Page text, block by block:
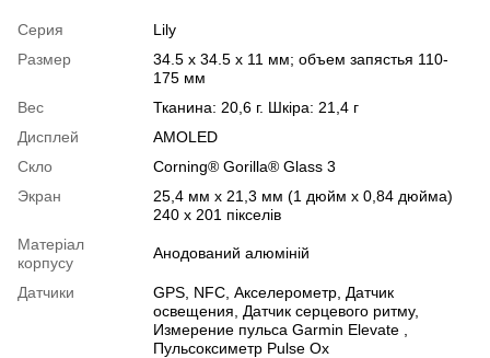
Серия
Lily
Размер
34.5 x 34.5 x 11 мм; объем запястья 110-
175 мм
Вес
Тканина: 20,6 г. Шкіра: 21,4 г
Дисплей
AMOLED
Скло
Corning® Gorilla® Glass 3
Экран
25,4 мм x 21,3 мм (1 дюйм x 0,84 дюйма)
240 x 201 пікселів
Матеріал
корпусу
Анодований алюміній
Датчики GPS NFC Акселерометр Датчик
освещения
Датчик серцевого ритму,
Измерение пульса Garmin Elevate
Пульсоксиметр Pulse Ox